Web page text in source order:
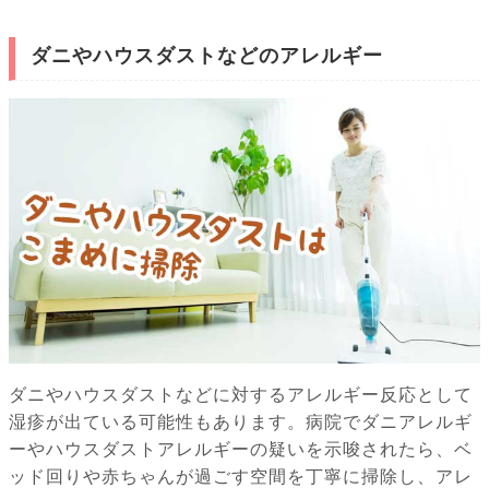
ダニやハウスダストなどのアレルギー
ダニやハウスダストなどに対するアレルギー反応として
湿疹が出ている可能性もあります。病院でダニアレルギ
ーやハウスダストアレルギーの疑いを示唆されたら、ベ
ッド回りや赤ちゃんが過ごす空間を丁寧に掃除し、アレ